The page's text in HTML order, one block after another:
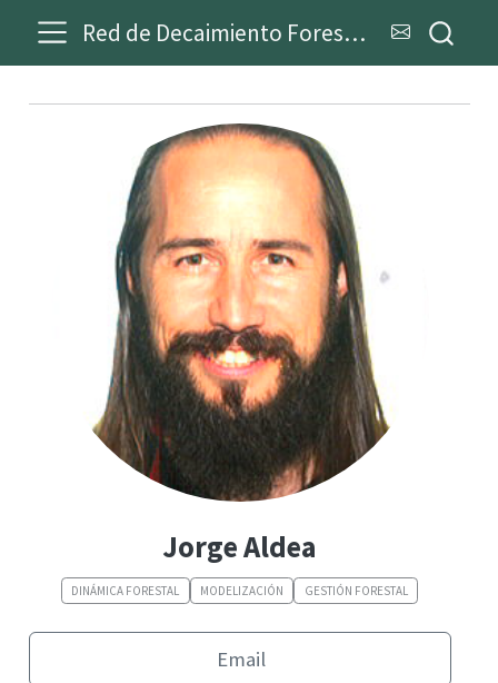
Red de Decaimiento Forestal
Jorge Aldea
DINÁMICA FORESTAL MODELIZACIÓN GESTIÓN FORESTAL
Email